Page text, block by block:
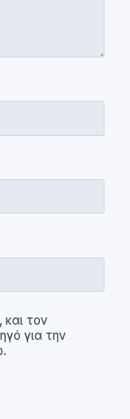
τον
για την